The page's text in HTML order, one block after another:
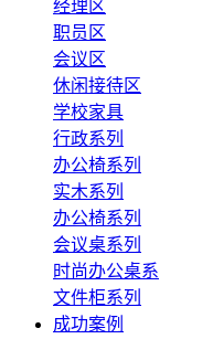
经理区
职员区
会议区
休闲接待区
学校家具
行政系列
办公椅系列
实木系列
办公椅系列
会议桌系列
时尚办公桌系
文件柜系列
成功案例